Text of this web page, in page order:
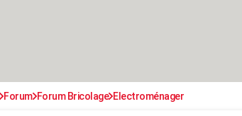
Forum Forum Bricolage Electroménager